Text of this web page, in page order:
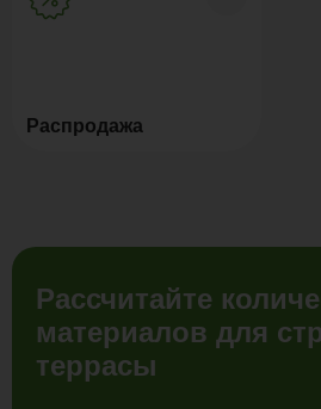
Распродажа
Рассчитайте
материалов для
террасы